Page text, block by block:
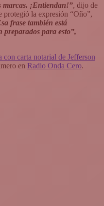
marcas. ¡Entiendan!”, dijo de
protegió la expresión “Oño”,
frase también está
preparados para esto”,
carta notarial de Jefferson
en Radio Onda Cero.